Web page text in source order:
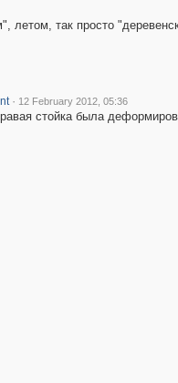
так просто
· 12 February 2012, 05:36
стойка была